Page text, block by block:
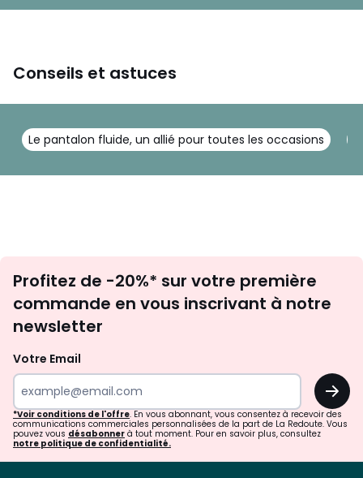
Conseils et astuces
Le pantalon fluide, un allié pour toutes les occasions
newsletter
Profitez de -20%* sur votre première
commande en vous inscrivant à notre
newsletter
Votre Email
OK
*Voir conditions de l'offre. En vous abonnant, vous consentez à recevoir des
communications commerciales personnalisées de la part de La Redoute. Vous
pouvez vous désabonner à tout moment. Pour en savoir plus, consultez
notre politique de confidentialité.